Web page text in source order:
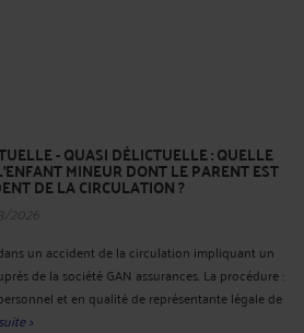
- QUASI DÉLICTUELLE : QUELLE
MINEUR DONT LE PARENT EST
DE LA CIRCULATION ?
2026
un accident de la circulation impliquant un
de la société GAN assurances. La procédure :
et en qualité de représentante légale de
>